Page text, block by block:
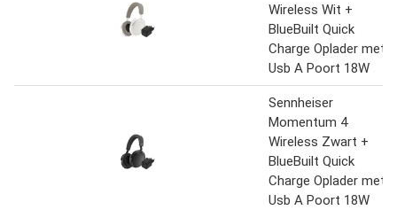
Wireless Wit +
BlueBuilt Quick
Charge Oplader met
Usb A Poort 18W
Sennheiser
Momentum 4
Wireless Zwart +
BlueBuilt Quick
Charge Oplader met
Usb A Poort 18W